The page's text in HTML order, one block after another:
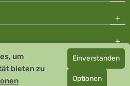
Santé Salvator Apotheke
GMP zertifizierter Arzneihersteller
um
bieten zu
Einverstanden
Optionen